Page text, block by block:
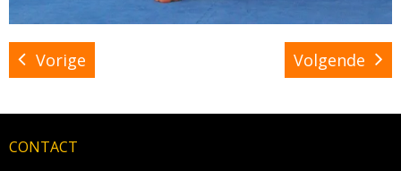
Vorige Volgende
CONTACT